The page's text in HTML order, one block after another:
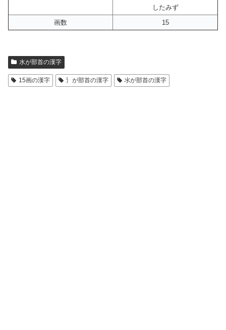
したみず
画数
15
水が部首の漢字
15画の漢字 氵が部首の漢字 氺が部首の漢字